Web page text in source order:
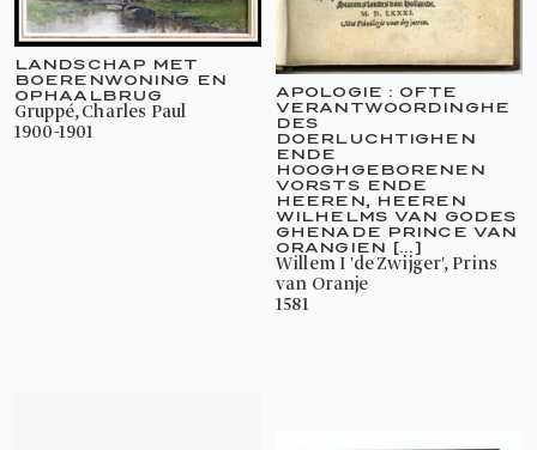
LANDSCHAP MET
BOERENWONING EN
OPHAALBRUG
Gruppé, Charles Paul
1900-1901
APOLOGIE : OFTE
VERANTWOORDINGHE
DES
DOERLUCHTIGHEN
ENDE
HOOGHGEBORENEN
VORSTS ENDE
HEEREN, HEEREN
WILHELMS VAN GODES
GHENADE PRINCE VAN
ORANGIEN [...]
Willem I 'de Zwijger', Prins
van Oranje
1581